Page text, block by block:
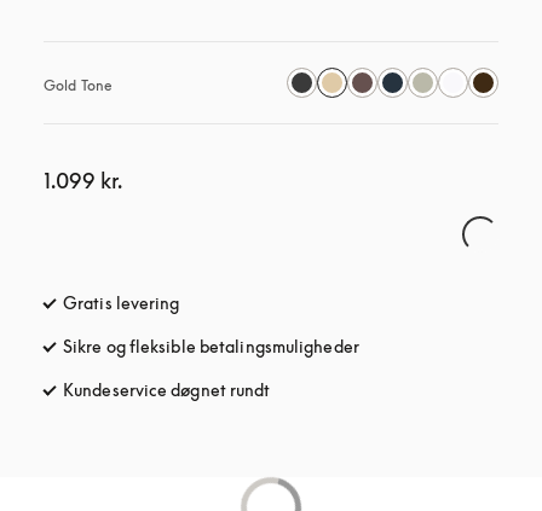
Gold Tone
1.099 kr.
Gratis levering
Sikre og fleksible betalingsmulighederåbnes under en ny fane
Kundeservice døgnet rundt